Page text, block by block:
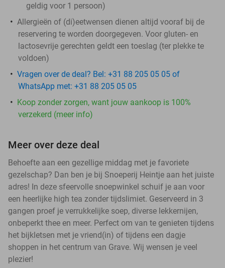
geldig voor 1 persoon)
Allergieën of (di)eetwensen dienen altijd vooraf bij de
reservering te worden doorgegeven. Voor gluten- en
lactosevrije gerechten geldt een toeslag (ter plekke te
voldoen)
Vragen over de deal? Bel: +31 88 205 05 05 of
WhatsApp met: +31 88 205 05 05
Koop zonder zorgen, want jouw aankoop is 100%
verzekerd (meer info)
Meer over deze deal
Behoefte aan een gezellige middag met je favoriete
gezelschap? Dan ben je bij Snoeperij Heintje aan het juiste
adres! In deze sfeervolle snoepwinkel schuif je aan voor
een heerlijke high tea zonder tijdslimiet. Geserveerd in 3
gangen proef je verrukkelijke soep, diverse lekkernijen,
onbeperkt thee en meer. Perfect om van te genieten tijdens
het bijkletsen met je vriend(in) of tijdens een dagje
shoppen in het centrum van Grave. Wij wensen je veel
plezier!